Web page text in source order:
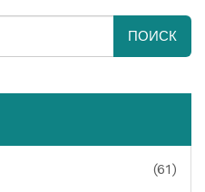
ПОИСК
(61)